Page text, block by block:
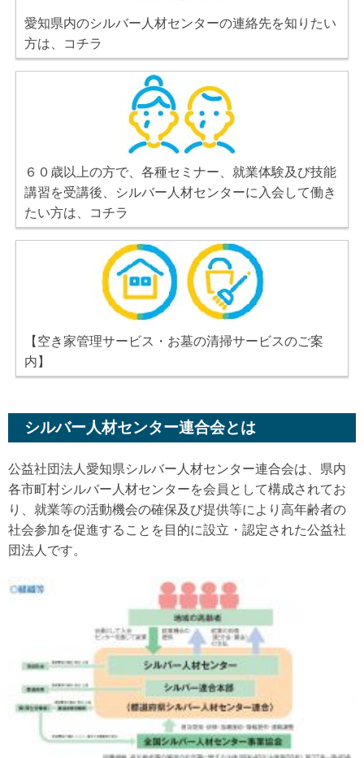
愛知県内のシルバー人材センターの連絡先を知りたい
方は、コチラ
６０歳以上の方で、各種セミナー、就業体験及び技能
講習を受講後、シルバー人材センターに入会して働き
たい方は、コチラ
【空き家管理サービス・お墓の清掃サービスのご案
内】
シルバー人材センター連合会とは
公益社団法人愛知県シルバー人材センター連合会は、県内
各市町村シルバー人材センターを会員として構成されてお
り、就業等の活動機会の確保及び提供等により高年齢者の
社会参加を促進することを目的に設立・認定された公益社
団法人です。